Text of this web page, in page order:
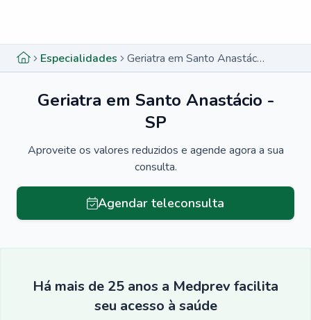
Especialidades Geriatra em Santo Anastácio - SP
Geriatra em Santo Anastácio -
SP
Aproveite os valores reduzidos e agende agora a sua
consulta.
Agendar teleconsulta
Há mais de 25 anos a Medprev facilita
seu acesso à saúde